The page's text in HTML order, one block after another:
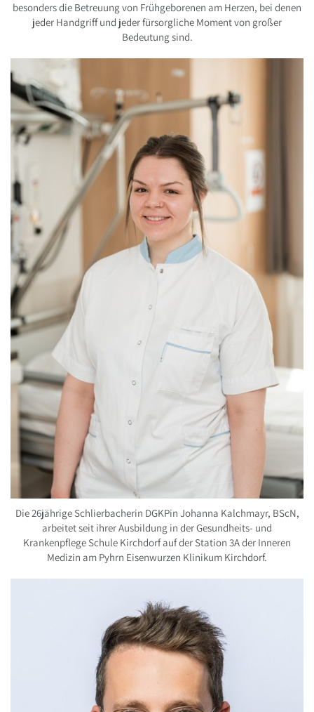
besonders die Betreuung von Frühgeborenen am Herzen, bei denen
jeder Handgriff und jeder fürsorgliche Moment von großer
Bedeutung sind.
Die 26jährige Schlierbacherin DGKPin Johanna Kalchmayr, BScN,
arbeitet seit ihrer Ausbildung in der Gesundheits- und
Krankenpflege Schule Kirchdorf auf der Station 3A der Inneren
Medizin am Pyhrn Eisenwurzen Klinikum Kirchdorf.